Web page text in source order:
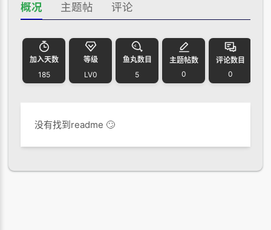
概况 主题帖 评论
加入天数
185
等级
LV0
鱼丸数目
5
主题帖数
0
评论数目
0
没有找到readme 🙄